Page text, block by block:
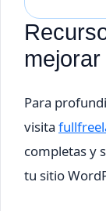
Para
visita
completas y
tu sitio